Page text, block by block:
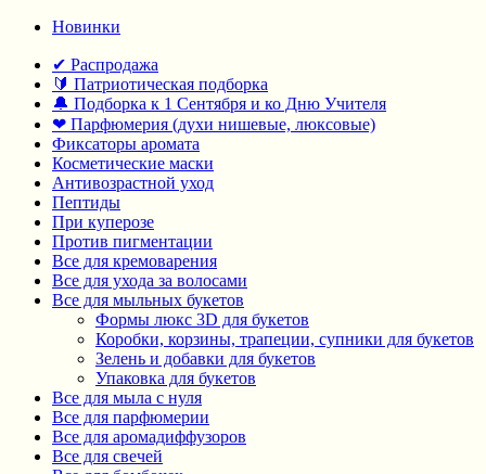
Новинки
✔ Распродажа
🔰 Патриотическая подборка
🔔 Подборка к 1 Сентября и ко Дню Учителя
❤ Парфюмерия (духи нишевые, люксовые)
Фиксаторы аромата
Косметические маски
Антивозрастной уход
Пептиды
При куперозе
Против пигментации
Все для кремоварения
Все для ухода за волосами
Все для мыльных букетов
Формы люкс 3D для букетов
Коробки, корзины, трапеции, супники для букетов
Зелень и добавки для букетов
Упаковка для букетов
Все для мыла с нуля
Все для парфюмерии
Все для аромадиффузоров
Все для свечей